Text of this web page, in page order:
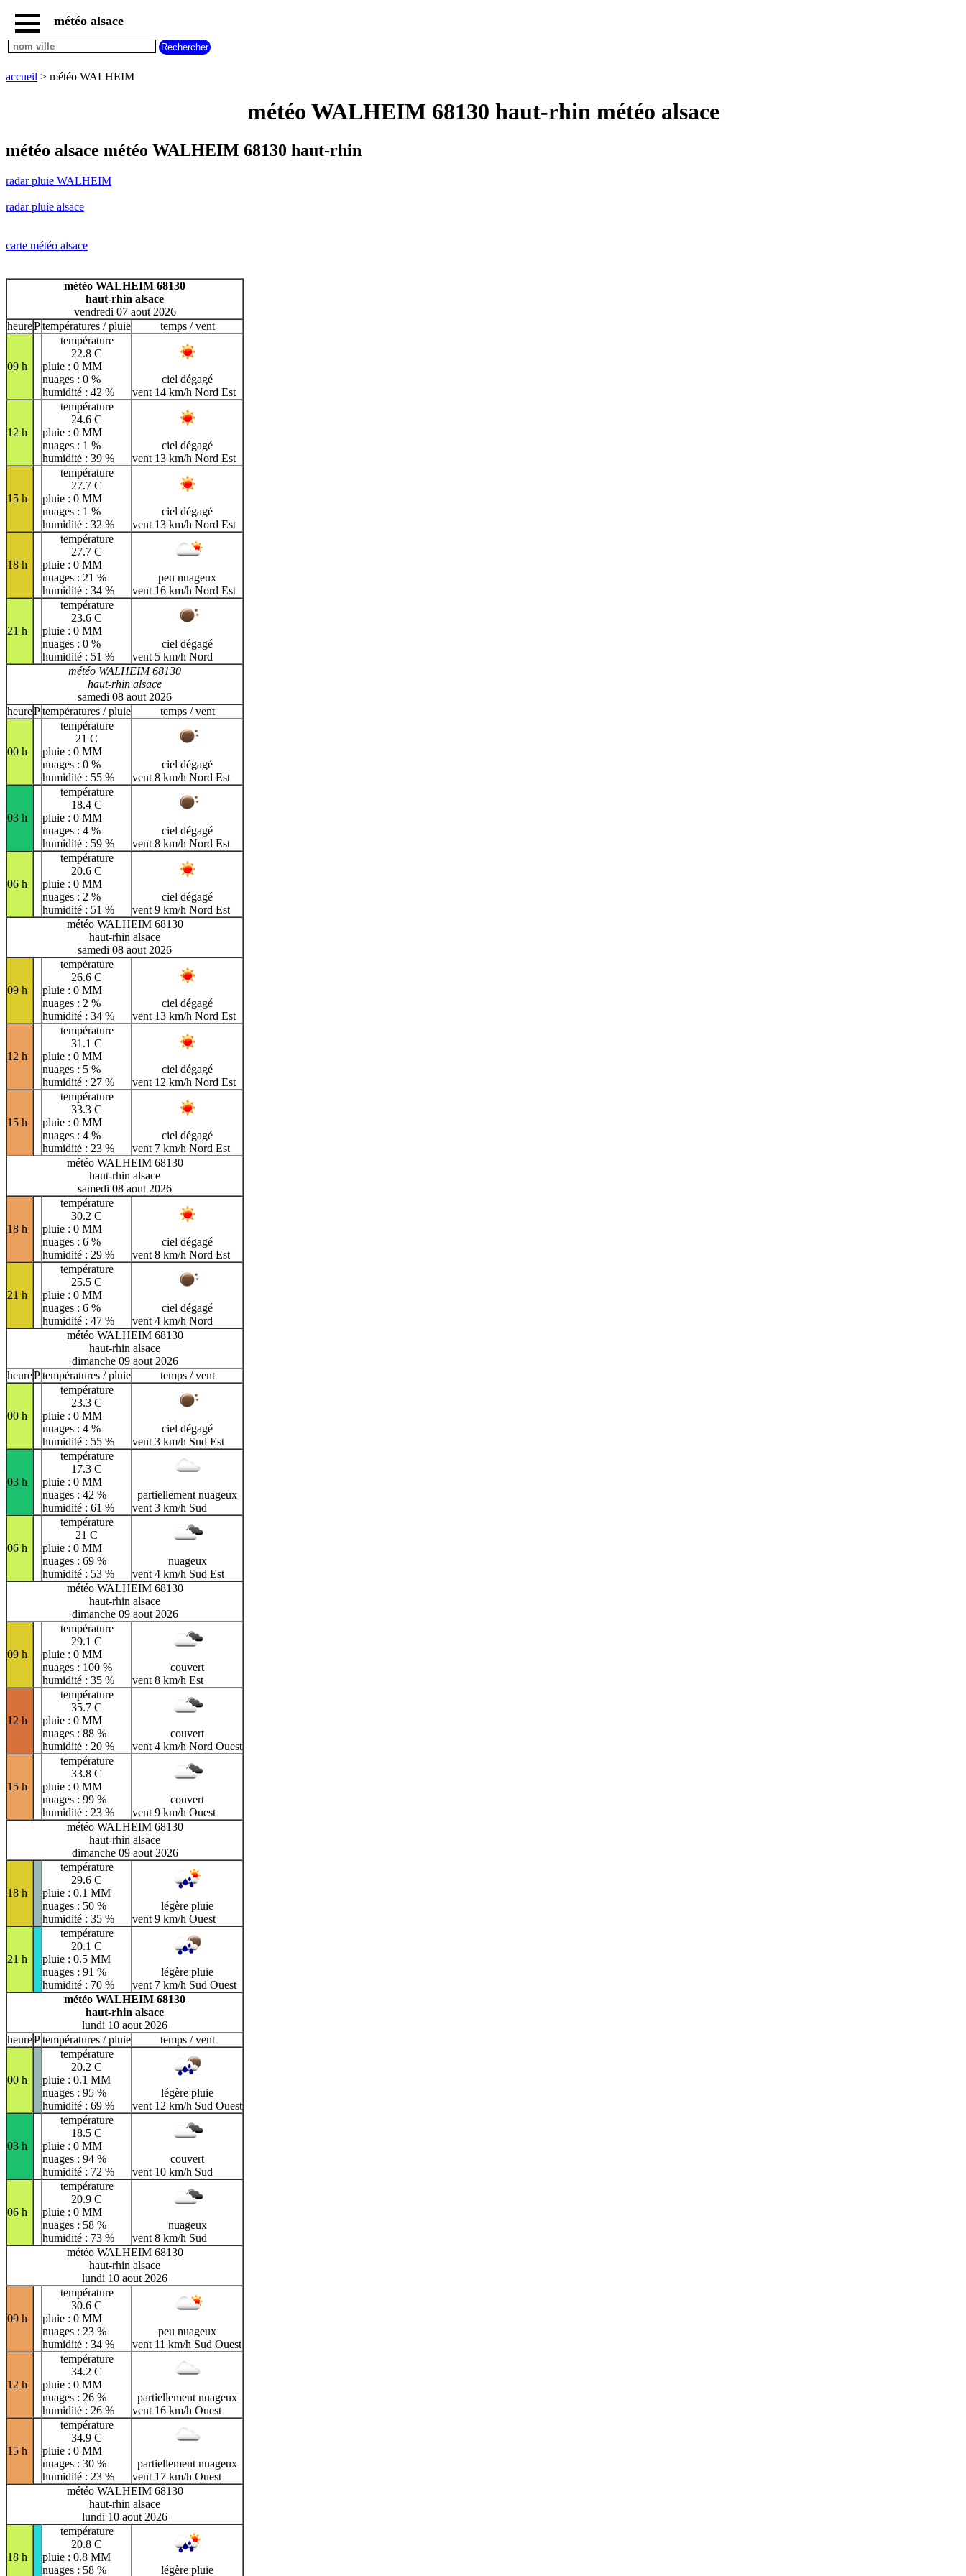
accueil
radar
WALHEIM
radar
pluie
carte
météo
france
villes
F
G
H
I J K L M
N
R S T
U
V
W X Y Z
météo alsace
accueil > météo WALHEIM
météo WALHEIM 68130 haut-rhin météo alsace
météo alsace météo WALHEIM 68130 haut-rhin
radar pluie WALHEIM
radar pluie alsace
carte météo alsace
météo WALHEIM 68130
haut-rhin alsace
vendredi 07 aout 2026
heurePtempératures / pluie temps / vent
09 h
température
22.8 C
pluie : 0 MM
nuages : 0 %
humidité : 42 %
ciel dégagé
vent 14 km/h Nord Est
12 h
température
24.6 C
pluie : 0 MM
nuages : 1 %
humidité : 39 %
ciel dégagé
vent 13 km/h Nord Est
15 h
température
27.7 C
pluie : 0 MM
nuages : 1 %
humidité : 32 %
ciel dégagé
vent 13 km/h Nord Est
18 h
température
27.7 C
pluie : 0 MM
nuages : 21 %
humidité : 34 %
peu nuageux
vent 16 km/h Nord Est
21 h
température
23.6 C
pluie : 0 MM
nuages : 0 %
humidité : 51 %
ciel dégagé
vent 5 km/h Nord
météo WALHEIM 68130
haut-rhin alsace
samedi 08 aout 2026
heurePtempératures / pluie temps / vent
00 h
température
21 C
pluie : 0 MM
nuages : 0 %
humidité : 55 %
ciel dégagé
vent 8 km/h Nord Est
03 h
température
18.4 C
pluie : 0 MM
nuages : 4 %
humidité : 59 %
ciel dégagé
vent 8 km/h Nord Est
06 h
température
20.6 C
pluie : 0 MM
nuages : 2 %
humidité : 51 %
ciel dégagé
vent 9 km/h Nord Est
météo WALHEIM 68130
haut-rhin alsace
samedi 08 aout 2026
09 h
température
26.6 C
pluie : 0 MM
nuages : 2 %
humidité : 34 %
ciel dégagé
vent 13 km/h Nord Est
12 h
température
31.1 C
pluie : 0 MM
nuages : 5 %
humidité : 27 %
ciel dégagé
vent 12 km/h Nord Est
15 h
température
33.3 C
pluie : 0 MM
nuages : 4 %
humidité : 23 %
ciel dégagé
vent 7 km/h Nord Est
météo WALHEIM 68130
haut-rhin alsace
samedi 08 aout 2026
18 h
température
30.2 C
pluie : 0 MM
nuages : 6 %
humidité : 29 %
ciel dégagé
vent 8 km/h Nord Est
21 h
température
25.5 C
pluie : 0 MM
nuages : 6 %
humidité : 47 %
ciel dégagé
vent 4 km/h Nord
météo WALHEIM 68130
haut-rhin alsace
dimanche 09 aout 2026
heurePtempératures / pluie temps / vent
00 h
température
23.3 C
pluie : 0 MM
nuages : 4 %
humidité : 55 %
ciel dégagé
vent 3 km/h Sud Est
03 h
température
17.3 C
pluie : 0 MM
nuages : 42 %
humidité : 61 %
partiellement nuageux
vent 3 km/h Sud
06 h
température
21 C
pluie : 0 MM
nuages : 69 %
humidité : 53 %
nuageux
vent 4 km/h Sud Est
météo WALHEIM 68130
haut-rhin alsace
dimanche 09 aout 2026
09 h
température
29.1 C
pluie : 0 MM
nuages : 100 %
humidité : 35 %
couvert
vent 8 km/h Est
12 h
température
35.7 C
pluie : 0 MM
nuages : 88 %
humidité : 20 %
couvert
vent 4 km/h Nord Ouest
15 h
température
33.8 C
pluie : 0 MM
nuages : 99 %
humidité : 23 %
couvert
vent 9 km/h Ouest
météo WALHEIM 68130
haut-rhin alsace
dimanche 09 aout 2026
18 h
température
29.6 C
pluie : 0.1 MM
nuages : 50 %
humidité : 35 %
légère pluie
vent 9 km/h Ouest
21 h
température
20.1 C
pluie : 0.5 MM
nuages : 91 %
humidité : 70 %
légère pluie
vent 7 km/h Sud Ouest
météo WALHEIM 68130
haut-rhin alsace
lundi 10 aout 2026
heurePtempératures / pluie temps / vent
00 h
température
20.2 C
pluie : 0.1 MM
nuages : 95 %
humidité : 69 %
légère pluie
vent 12 km/h Sud Ouest
03 h
température
18.5 C
pluie : 0 MM
nuages : 94 %
humidité : 72 %
couvert
vent 10 km/h Sud
06 h
température
20.9 C
pluie : 0 MM
nuages : 58 %
humidité : 73 %
nuageux
vent 8 km/h Sud
météo WALHEIM 68130
haut-rhin alsace
lundi 10 aout 2026
09 h
température
30.6 C
pluie : 0 MM
nuages : 23 %
humidité : 34 %
peu nuageux
vent 11 km/h Sud Ouest
12 h
température
34.2 C
pluie : 0 MM
nuages : 26 %
humidité : 26 %
partiellement nuageux
vent 16 km/h Ouest
15 h
température
34.9 C
pluie : 0 MM
nuages : 30 %
humidité : 23 %
partiellement nuageux
vent 17 km/h Ouest
météo WALHEIM 68130
haut-rhin alsace
lundi 10 aout 2026
18 h
température
20.8 C
pluie : 0.8 MM
nuages : 58 %
légère pluie